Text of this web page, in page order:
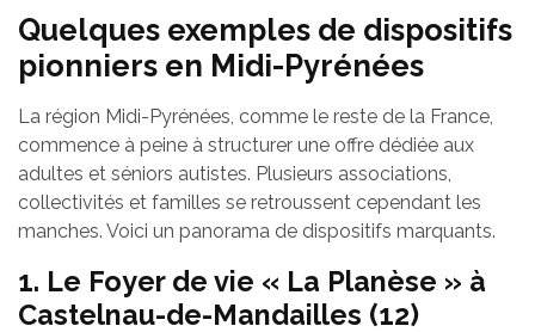
Quelques exemples de dispositifs
pionniers en Midi-Pyrénées
La région Midi-Pyrénées, comme le reste de la France,
commence à peine à structurer une offre dédiée aux
adultes et séniors autistes. Plusieurs associations,
collectivités et familles se retroussent cependant les
manches. Voici un panorama de dispositifs marquants.
1. Le Foyer de vie « La Planèse » à
Castelnau-de-Mandailles (12)